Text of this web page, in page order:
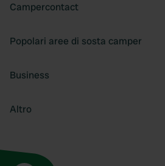
Campercontact
Popolari aree di sosta camper
Business
Altro